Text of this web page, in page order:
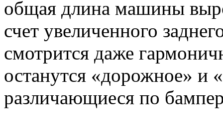
общая длина машины
счет увеличенного
смотрится даже
останутся «дорожное» и
различающиеся по